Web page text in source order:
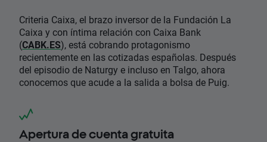
Criteria Caixa, el brazo inversor de la Fundación La
Caixa y con íntima relación con Caixa Bank
(CABK.ES), está cobrando protagonismo
recientemente en las cotizadas españolas. Después
del episodio de Naturgy e incluso en Talgo, ahora
conocemos que acude a la salida a bolsa de Puig.
Apertura de cuenta gratuita